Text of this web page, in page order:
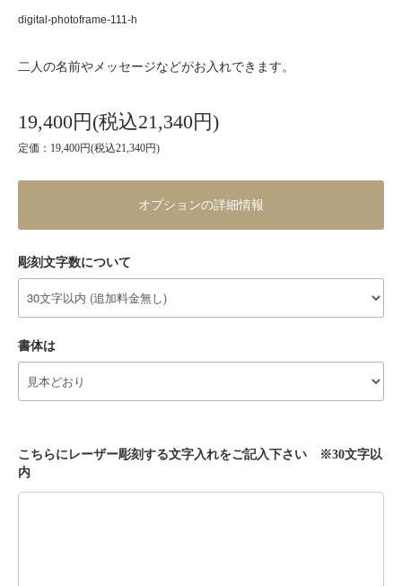
digital-photoframe-111-h
二人の名前やメッセージなどがお入れできます。
19,400円(税込21,340円)
定価：19,400円(税込21,340円)
オプションの詳細情報
彫刻文字数について
書体は
こちらにレーザー彫刻する文字入れをご記入下さい ※30文字以
内